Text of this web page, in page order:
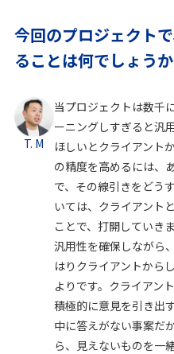
今回のプロジェクト
ることは何でしょうか
T. M
当プロジェクトは数千
ーニングしすぎると汎
ほしいとクライアント
の精度を高めるには、
で、その線引きをどう
いては、クライアント
ことで、打開していきま
汎用性を確保しながら
はりクライアントから
よりです。クライアン
積極的に意見を引き出
中に答えがない事案だ
ら、見えないものを一